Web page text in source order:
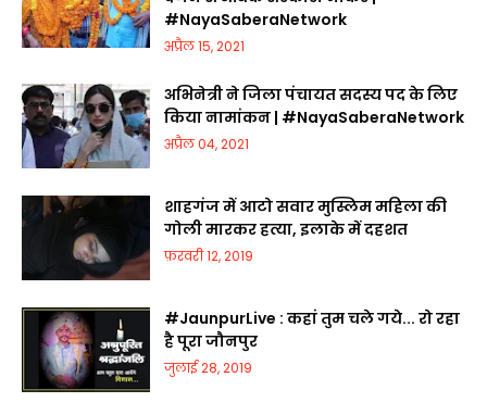
#NayaSaberaNetwork
अप्रैल 15, 2021
अभिनेत्री ने जिला पंचायत सदस्य पद के लिए
किया नामांकन | #NayaSaberaNetwork
अप्रैल 04, 2021
शाहगंज में आटो सवार मुस्लिम महिला की
गोली मारकर हत्या, इलाके में दहशत
फ़रवरी 12, 2019
#JaunpurLive : कहां तुम चले गये... रो रहा
है पूरा जौनपुर
जुलाई 28, 2019